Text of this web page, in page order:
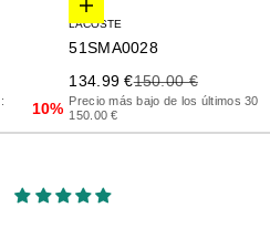
10%
Elige opciones
LACOSTE
51SMA0028
Precio de oferta
134.99 €Precio anterior
150.00 €
Precio más bajo de los últimos 30
150.00 €